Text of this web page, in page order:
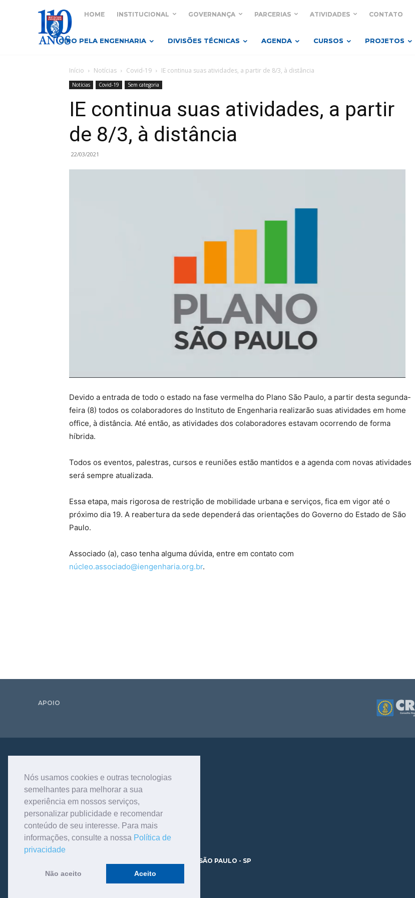
Nós usamos cookies e outras tecnologias
semelhantes para melhorar a sua
experiência em nossos serviços,
personalizar publicidade e recomendar
conteúdo de seu interesse. Para mais
informações, consulte a nossa Política de
privacidade
Não aceito Aceito
HOME INSTITUCIONAL GOVERNANÇA PARCERIAS ATIVIDADES CONTATO
GIRO PELA ENGENHARIA DIVISÕES TÉCNICAS AGENDA CURSOS PROJETOS
Início Notícias Covid-19 IE continua suas atividades, a partir de 8/3, à distância
Notícias Covid-19 Sem categoria
IE continua suas atividades, a partir
de 8/3, à distância
22/03/2021
Devido a entrada de todo o estado na fase vermelha do Plano São Paulo, a partir desta segunda-
feira (8) todos os colaboradores do Instituto de Engenharia realizarão suas atividades em home
office, à distância. Até então, as atividades dos colaboradores estavam ocorrendo de forma
híbrida.
Todos os eventos, palestras, cursos e reuniões estão mantidos e a agenda com novas atividades
será sempre atualizada.
Essa etapa, mais rigorosa de restrição de mobilidade urbana e serviços, fica em vigor até o
próximo dia 19. A reabertura da sede dependerá das orientações do Governo do Estado de São
Paulo.
Associado (a), caso tenha alguma dúvida, entre em contato com
núcleo.associado@iengenharia.org.br.
APOIO
AV. DR. DANTE PAZZANESE, 120 - VILA MARIANA - SÃO PAULO - SP